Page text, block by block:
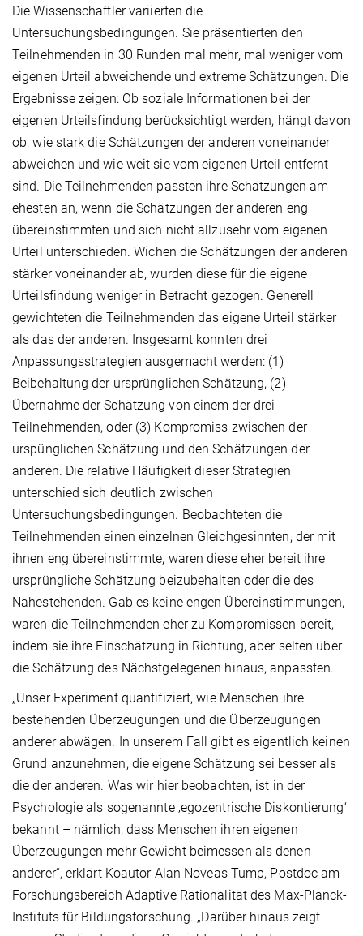
Die Wissenschaftler variierten die
Untersuchungsbedingungen. Sie präsentierten den
Teilnehmenden in 30 Runden mal mehr, mal weniger vom
eigenen Urteil abweichende und extreme Schätzungen. Die
Ergebnisse zeigen: Ob soziale Informationen bei der
eigenen Urteilsfindung berücksichtigt werden, hängt davon
ob, wie stark die Schätzungen der anderen voneinander
abweichen und wie weit sie vom eigenen Urteil entfernt
sind. Die Teilnehmenden passten ihre Schätzungen am
ehesten an, wenn die Schätzungen der anderen eng
übereinstimmten und sich nicht allzusehr vom eigenen
Urteil unterschieden. Wichen die Schätzungen der anderen
stärker voneinander ab, wurden diese für die eigene
Urteilsfindung weniger in Betracht gezogen. Generell
gewichteten die Teilnehmenden das eigene Urteil stärker
als das der anderen. Insgesamt konnten drei
Anpassungsstrategien ausgemacht werden: (1)
Beibehaltung der ursprünglichen Schätzung, (2)
Übernahme der Schätzung von einem der drei
Teilnehmenden, oder (3) Kompromiss zwischen der
urspünglichen Schätzung und den Schätzungen der
anderen. Die relative Häufigkeit dieser Strategien
unterschied sich deutlich zwischen
Untersuchungsbedingungen. Beobachteten die
Teilnehmenden einen einzelnen Gleichgesinnten, der mit
ihnen eng übereinstimmte, waren diese eher bereit ihre
ursprüngliche Schätzung beizubehalten oder die des
Nahestehenden. Gab es keine engen Übereinstimmungen,
waren die Teilnehmenden eher zu Kompromissen bereit,
indem sie ihre Einschätzung in Richtung, aber selten über
die Schätzung des Nächstgelegenen hinaus, anpassten.
„Unser Experiment quantifiziert, wie Menschen ihre
bestehenden Überzeugungen und die Überzeugungen
anderer abwägen. In unserem Fall gibt es eigentlich keinen
Grund anzunehmen, die eigene Schätzung sei besser als
die der anderen. Was wir hier beobachten, ist in der
Psychologie als sogenannte ‚egozentrische Diskontierung‘
bekannt – nämlich, dass Menschen ihren eigenen
Überzeugungen mehr Gewicht beimessen als denen
anderer“, erklärt Koautor Alan Noveas Tump, Postdoc am
Forschungsbereich Adaptive Rationalität des Max-Planck-
Instituts für Bildungsforschung. „Darüber hinaus zeigt